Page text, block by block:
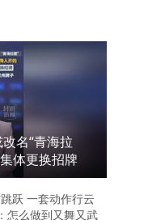
名“青海拉
体更换招牌
跃 一套动作行云
怎么做到又舞又武